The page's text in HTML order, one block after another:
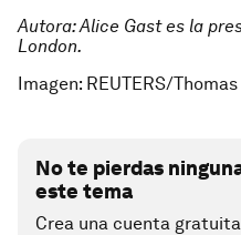
Autora: Alice Gast es la
London.
Imagen: REUTERS/
No te pierdas
este tema
Crea una cuenta